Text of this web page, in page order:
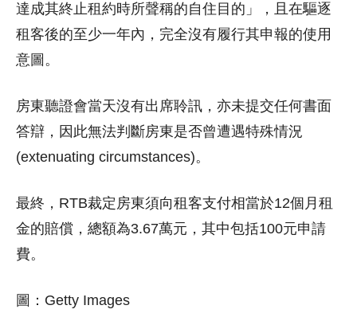
達成其終止租約時所聲稱的自住目的」，且在驅逐
租客後的至少一年內，完全沒有履行其申報的使用
意圖。
房東聽證會當天沒有出席聆訊，亦未提交任何書面
答辯，因此無法判斷房東是否曾遭遇特殊情況
(extenuating circumstances)。
最終，RTB裁定房東須向租客支付相當於12個月租
金的賠償，總額為3.67萬元，其中包括100元申請
費。
圖：Getty Images